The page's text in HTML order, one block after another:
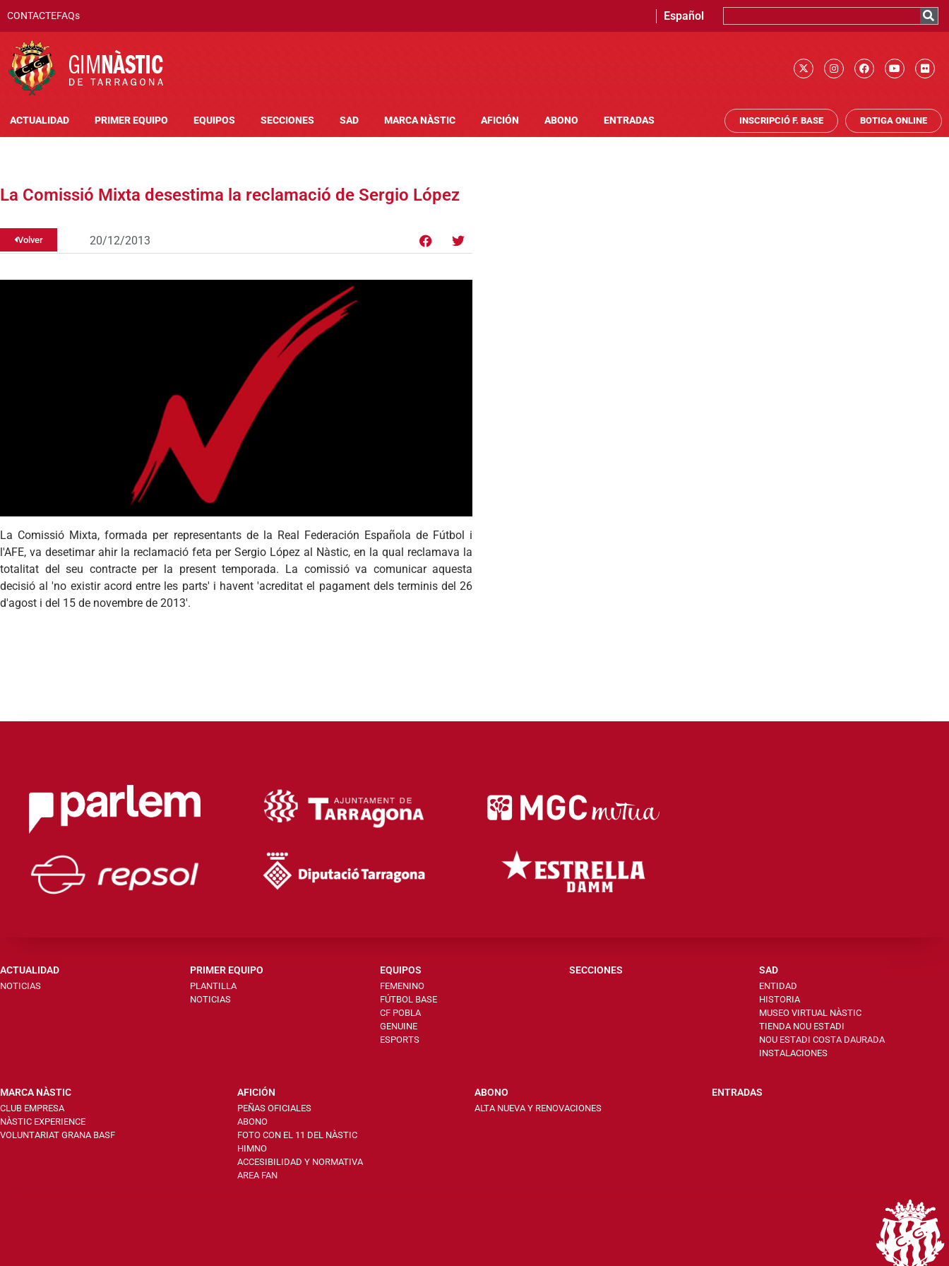
CONTACTEFAQs Español
ACTUALIDAD PRIMER EQUIPO EQUIPOS SECCIONES SAD MARCA NÀSTIC AFICIÓN ABONO ENTRADAS INSCRIPCIÓ F. BASE BOTIGA ONLINE
La Comissió Mixta desestima la reclamació de Sergio López
Volver 20/12/2013
La Comissió Mixta, formada per representants de la Real Federación Española de Fútbol i
l'AFE, va desetimar ahir la reclamació feta per Sergio López al Nàstic, en la qual reclamava la
totalitat del seu contracte per la present temporada. La comissió va comunicar aquesta
decisió al 'no existir acord entre les parts' i havent 'acreditat el pagament dels terminis del 26
d'agost i del 15 de novembre de 2013'.
ACTUALIDAD
NOTICIAS
PRIMER EQUIPO
PLANTILLA
NOTICIAS
EQUIPOS
FEMENINO
FÚTBOL BASE
CF POBLA
GENUINE
ESPORTS
SECCIONES SAD
ENTIDAD
HISTORIA
MUSEO VIRTUAL NÀSTIC
TIENDA NOU ESTADI
NOU ESTADI COSTA DAURADA
INSTALACIONES
MARCA NÀSTIC
CLUB EMPRESA
NÀSTIC EXPERIENCE
VOLUNTARIAT GRANA BASF
AFICIÓN
PEÑAS OFICIALES
ABONO
FOTO CON EL 11 DEL NÀSTIC
HIMNO
ACCESIBILIDAD Y NORMATIVA
AREA FAN
ABONO
ALTA NUEVA Y RENOVACIONES
ENTRADAS